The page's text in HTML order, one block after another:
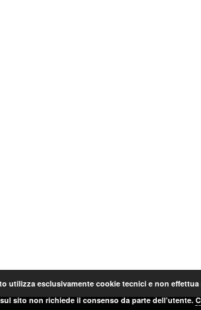
utilizza esclusivamente cookie tecnici e non
sul sito non richiede il consenso da parte dell’utente.